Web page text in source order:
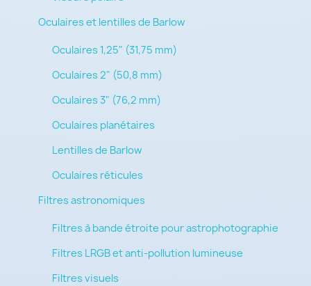
Oculaires et lentilles de Barlow
Oculaires 1,25" (31,75 mm)
Oculaires 2" (50,8 mm)
Oculaires 3" (76,2 mm)
Oculaires planétaires
Lentilles de Barlow
Oculaires réticules
Filtres astronomiques
Filtres à bande étroite pour astrophotographie
Filtres LRGB et anti-pollution lumineuse
Filtres visuels